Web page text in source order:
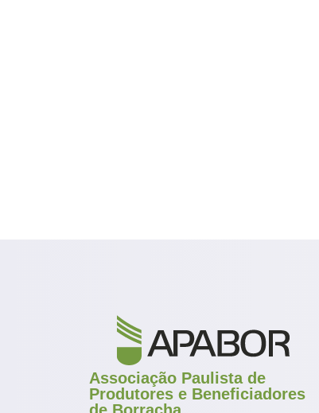
Associação Paulista de
Produtores e Beneficiadores